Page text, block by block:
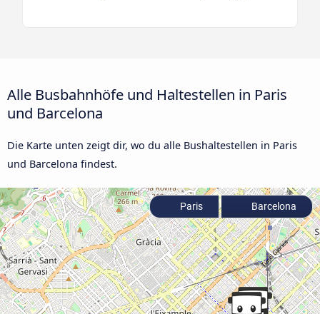
Alle Busbahnhöfe und Haltestellen in Paris
und Barcelona
Die Karte unten zeigt dir, wo du alle Bushaltestellen in Paris
und Barcelona findest.
Paris Barcelona